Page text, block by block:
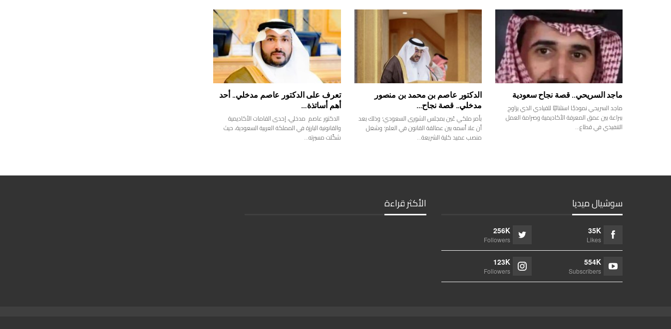
ماجد السريحي.. قصة نجاح سعودية
ماجد السريحي نموذجًا استثنائيًا للقيادي الذي يزاوج
ببراعة بين عمق المعرفة الأكاديمية وصرامة العمل
التنفيذي في قطاع…
الدكتور عاصم بن محمد بن منصور
مدخلي.. قصة نجاح…
بأمر ملكي عُين بمجلس الشورى السعودي؛ وذلك بعد
أن علا أسمه بين عمالقة القانون في العلم؛ وشغل
منصب عميد كلية الشريعة…
تعرف على الدكتور عاصم مدخلي.. أحد
أهم أساتذة…
الدكتور عاصم مدخلي، إحدى القامات الأكاديمية
والقانونية البارزة في المملكة العربية السعودية، حيث
شكّلت مسيرته…
سوشيال ميديا
35K
Likes
256K
Followers
554K
Subscribers
123K
Followers
الأكثر قراءة